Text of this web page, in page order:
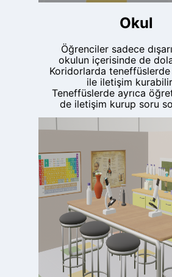
Okul
Öğrenciler sadece
okulun içerisinde de
Koridorlarda teneffüslerde
ile iletişim
Teneffüslerde ayrıca
de iletişim kurup soru